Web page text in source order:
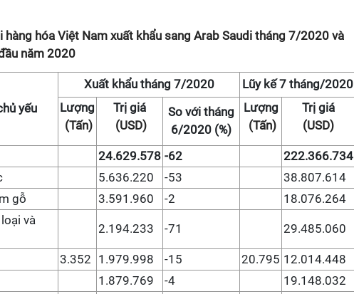
hàng hóa Việt Nam xuất khẩu sang Arab Saudi tháng 7/2020 và
năm 2020
yếu
Xuất khẩu tháng 7/2020
Lũy kế 7 tháng/2020
Lượng
(Tấn)
Trị giá
(USD)
So với tháng
6/2020 (%)
Lượng
(Tấn)
Trị giá
(USD)
24.629.578 -62
222.366.734
5.636.220 -53
38.807.614
gỗ
3.591.960 -2
18.076.264
và
2.194.233 -71 29.485.060
3.352 1.979.998 -15 20.795 12.014.448
1.879.769 -4 19.148.032